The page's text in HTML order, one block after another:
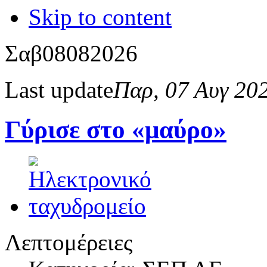
Skip to content
Σαβ08082026
Last updateΠαρ, 07 Αυγ
Γύρισε στο «μαύρο»
Λεπτομέρειες